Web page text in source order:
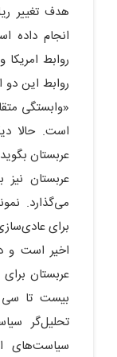
هدف تغییر
انجام داده
روابط
روابط این دو
«وابستگی
است. حالا
عربستان
عربستان
می‌گذارد.
برای
اخیر است و
عربستان
بیست تا سی
تحلیل‌گر
سیاست‌های